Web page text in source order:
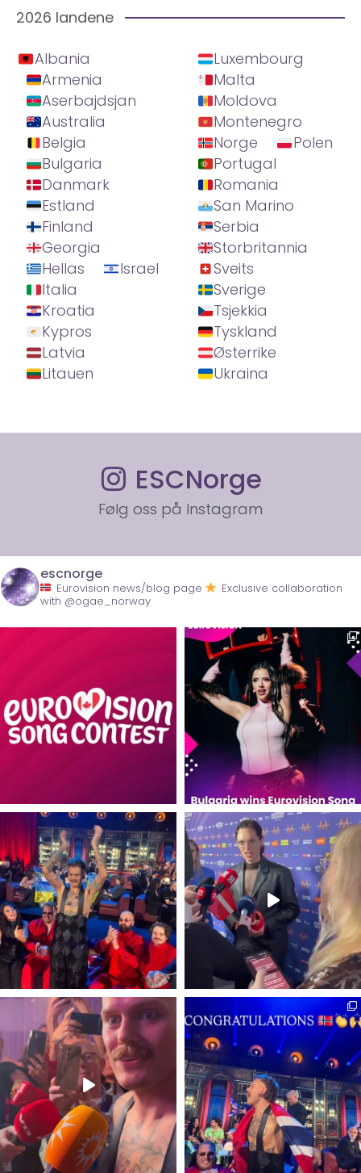
2026 landene
Albania
Armenia
Aserbajdsjan
Australia
Belgia
Bulgaria
Danmark
Estland
Finland
Georgia
Hellas
Israel
Italia
Kroatia
Kypros
Latvia
Litauen
Luxembourg
Malta
Moldova
Montenegro
Norge
Polen
Portugal
Romania
San Marino
Serbia
Storbritannia
Sveits
Sverige
Tsjekkia
Tyskland
Østerrike
Ukraina
ESCNorge
Følg oss på Instagram
escnorge
Eurovision news/blog page
Exclusive collaboration
with @ogae_norway